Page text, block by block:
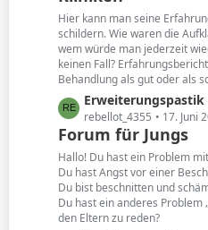
e
t
e
B
e
i
t
r
ä
g
e
Hier kann man seine
schildern. Wie waren die
wem würde man jederzeit
keinen Fall?
Behandlung als gut oder als
L
e
t
z
t
e
B
e
rebellot_4355 17. Juni
Forum für Jungs
Hallo! Du hast ein Problem
Du hast Angst vor einer
Du bist beschnitten und
Du hast ein anderes Problem
den Eltern zu reden?